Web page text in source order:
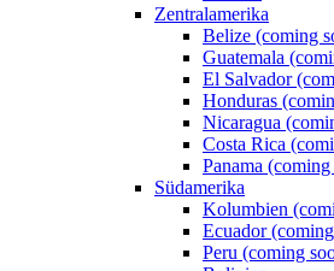
Zentralamerika
Belize (coming
Guatemala
El Salvador
Honduras
Nicaragua
Costa Rica
Panama
Südamerika
Kolumbien
Ecuador
Peru (coming